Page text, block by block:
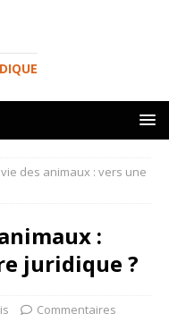
des animaux : vers une
:
juridique ?
Commentaires